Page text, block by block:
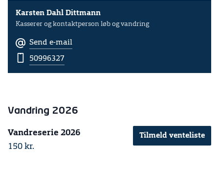
Karsten Dahl Dittmann
Kasserer og kontaktperson løb og vandring
Send e-mail
50996327
Vandring 2026
Vandreserie 2026
150 kr.
Tilmeld venteliste